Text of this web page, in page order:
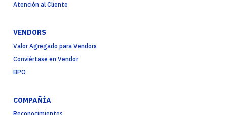
Atención al Cliente
VENDORS
Valor Agregado para Vendors
Conviértase en Vendor
BPO
COMPAÑÍA